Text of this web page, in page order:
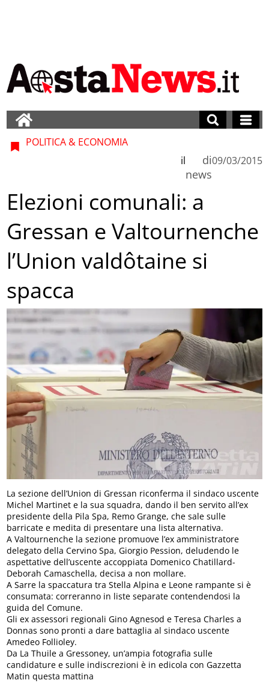
POLITICA & ECONOMIA
di
news
il 09/03/2015
Elezioni comunali: a
Gressan e Valtournenche
l’Union valdôtaine si
spacca
La sezione dell’Union di Gressan riconferma il sindaco uscente
Michel Martinet e la sua squadra, dando il ben servito all’ex
presidente della Pila Spa, Remo Grange, che sale sulle
barricate e medita di presentare una lista alternativa.
A Valtournenche la sezione promuove l’ex amministratore
delegato della Cervino Spa, Giorgio Pession, deludendo le
aspettative dell’uscente accoppiata Domenico Chatillard-
Deborah Camaschella, decisa a non mollare.
A Sarre la spaccatura tra Stella Alpina e Leone rampante si è
consumata: correranno in liste separate contendendosi la
guida del Comune.
Gli ex assessori regionali Gino Agnesod e Teresa Charles a
Donnas sono pronti a dare battaglia al sindaco uscente
Amedeo Follioley.
Da La Thuile a Gressoney, un’ampia fotografia sulle
candidature e sulle indiscrezioni è in edicola con Gazzetta
Matin questa mattina